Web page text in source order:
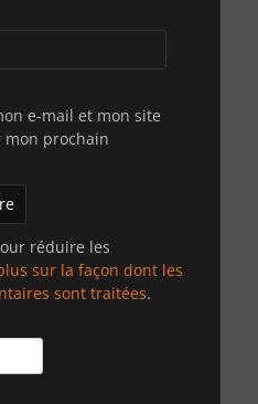
e-mail et mon site
prochain
réduire les
sur la façon dont les
sont traitées.